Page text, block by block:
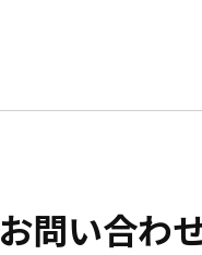
お問い合わ